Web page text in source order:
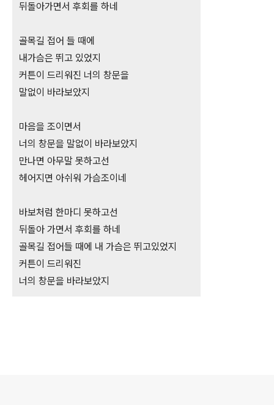
뒤돌아가면서 후회를 하네
골목길 접어 들 때에
내가슴은 뛰고 있었지
커튼이 드리워진 너의 창문을
말없이 바라보았지
마음을 조이면서
너의 창문을 말없이 바라보았지
만나면 아무말 못하고선
헤어지면 아쉬워 가슴조이네
바보처럼 한마디 못하고선
뒤돌아 가면서 후회를 하네
골목길 접어들 때에 내 가슴은 뛰고있었지
커튼이 드리워진
너의 창문을 바라보았지